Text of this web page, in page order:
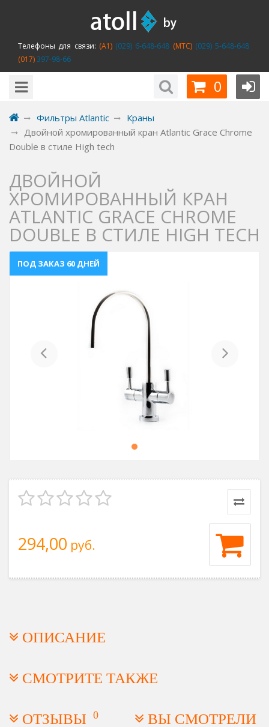
Телефоны для связи: (A1)(029) 6-648-648 (MTC)(029) 5-648-648
(017)397-98-66
0
Фильтры Atlantic
Краны
Двойной хромированный кран Atlantic Grace Chrome
Double в стиле High tech
ДВОЙНОЙ
ХРОМИРОВАННЫЙ КРАН
ATLANTIC GRACE CHROME
DOUBLE В СТИЛЕ HIGH TECH
ПОД ЗАКАЗ 60 ДНЕЙ
Previous
294,00 руб.
ОПИСАНИЕ
СМОТРИТЕ ТАКЖЕ
ОТЗЫВЫ 0 ВЫ СМОТРЕЛИ